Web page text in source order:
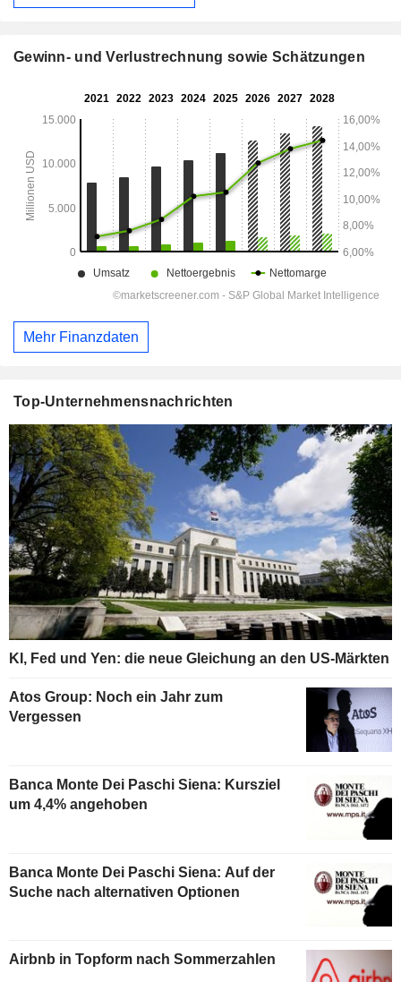
Gewinn- und Verlustrechnung sowie Schätzungen
Mehr Finanzdaten
Top-Unternehmensnachrichten
KI, Fed und Yen: die neue Gleichung an den US-Märkten
Atos Group: Noch ein Jahr zum
Vergessen
Banca Monte Dei Paschi Siena: Kursziel
um 4,4% angehoben
Banca Monte Dei Paschi Siena: Auf der
Suche nach alternativen Optionen
Airbnb in Topform nach Sommerzahlen